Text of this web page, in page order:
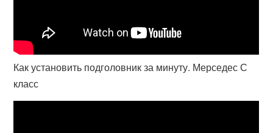
Как установить подголовник за минуту. Мерседес С
класс